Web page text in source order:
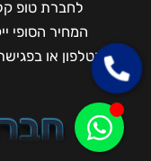
לחברת טופ
המחיר הסופי
בטלפון או